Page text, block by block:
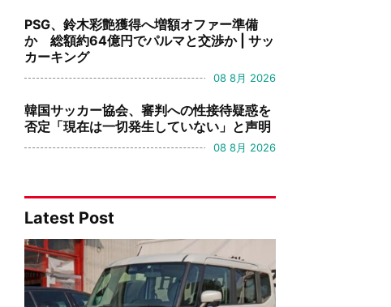
PSG、鈴木彩艶獲得へ増額オファー準備
か 総額約64億円でパルマと交渉か | サッ
カーキング
08 8月 2026
韓国サッカー協会、審判への性接待疑惑を
否定「現在は一切発生していない」と声明
08 8月 2026
Latest Post